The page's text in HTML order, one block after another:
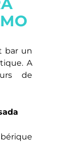
bar un
A
de